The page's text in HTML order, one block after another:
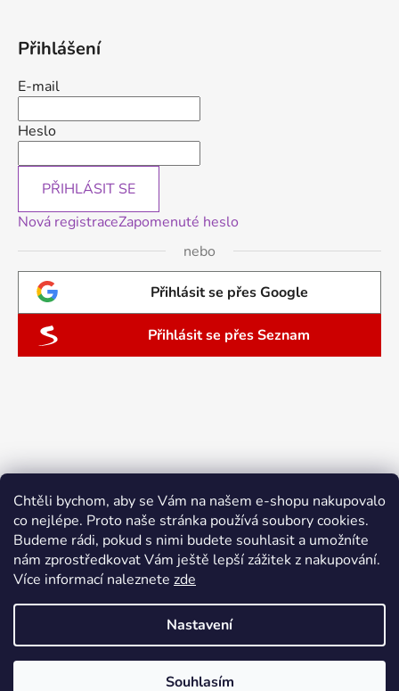
Chtěli bychom, aby se Vám na našem e-shopu nakupovalo
co nejlépe. Proto naše stránka používá soubory cookies.
Budeme rádi, pokud s nimi budete souhlasit a umožníte
nám zprostředkovat Vám ještě lepší zážitek z nakupování.
Více informací naleznete zde
Nastavení
Souhlasím
Přihlášení
E-mail
Heslo
PŘIHLÁSIT SE
Nová registraceZapomenuté heslo
nebo
Přihlásit se přes Google
Přihlásit se přes Seznam
Vytvořil Shoptet
ebyliny.cz. Všechna práva vyhrazena.